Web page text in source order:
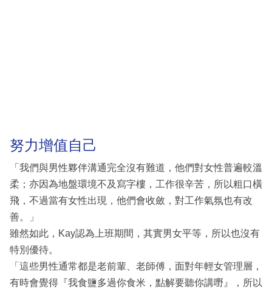
努力增值自己
「我們與男性夥伴溝通完全沒有難道，他們對女性普遍較溫
柔；亦因為地盤環境不及寫字樓，工作很辛苦，所以粗口橫
飛，不過當有女性出現，他們會收斂，對工作氣氛也有改
善。」
雖然如此，Kay認為上班期間，其實男女平等，所以也沒有
特別優待。
「這些男性通常都是老前輩、老師傅，面對年輕女管理層，
有時會覺得『我食鹽多過你食米，點解要聽你講嘢』，所以